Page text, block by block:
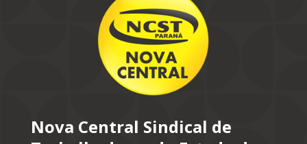
Nova Central Sindical de